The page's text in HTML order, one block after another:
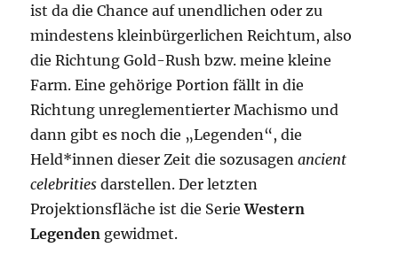
ist da die Chance auf unendlichen oder zu
mindestens kleinbürgerlichen Reichtum, also
die Richtung Gold-Rush bzw. meine kleine
Farm. Eine gehörige Portion fällt in die
Richtung unreglementierter Machismo und
dann gibt es noch die „Legenden“, die
Held*innen dieser Zeit die sozusagenancient
celebrities darstellen. Der letzten
Projektionsfläche ist die SerieWestern
Legenden gewidmet.